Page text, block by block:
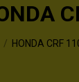
HONDA CRF